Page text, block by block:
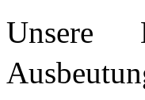
Unsere